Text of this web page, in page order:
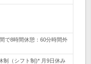
で8時間休憩：60分時間外
制（シフト制)* 月9日休み